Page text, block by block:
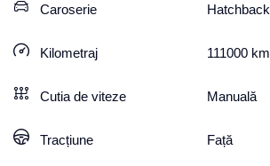
Caroserie Hatchback
Kilometraj 111000 km
Cutia de viteze Manuală
Tracțiune Față